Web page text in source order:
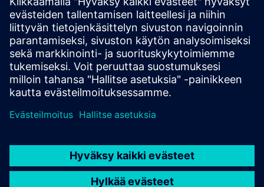
Medium articles on advanced graphRAG
QAECY Website
Edellytykset